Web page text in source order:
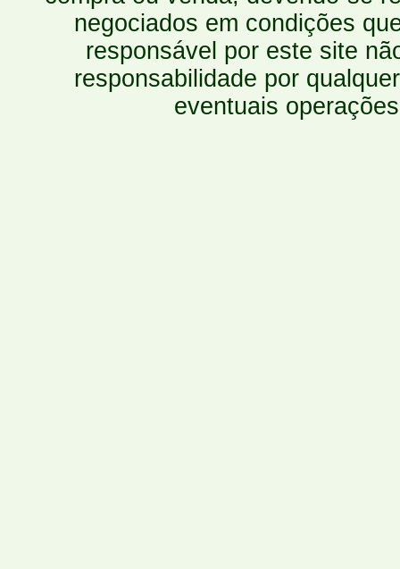
negociados em condições
responsável por este site
responsabilidade por
eventuais